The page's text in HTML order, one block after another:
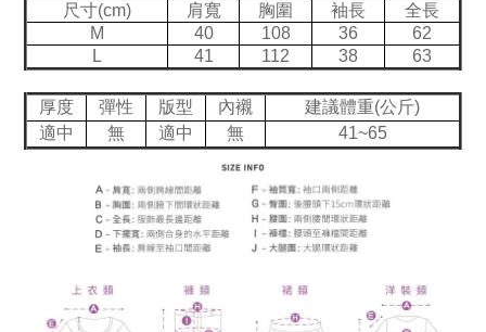
尺寸(cm) 肩寬 胸圍 袖長
全長
M
40 108 36
62
L
41 112 38 63
厚度 彈性 版型 內襯
建議體重(公斤)
適中
無 適中 無 41~65